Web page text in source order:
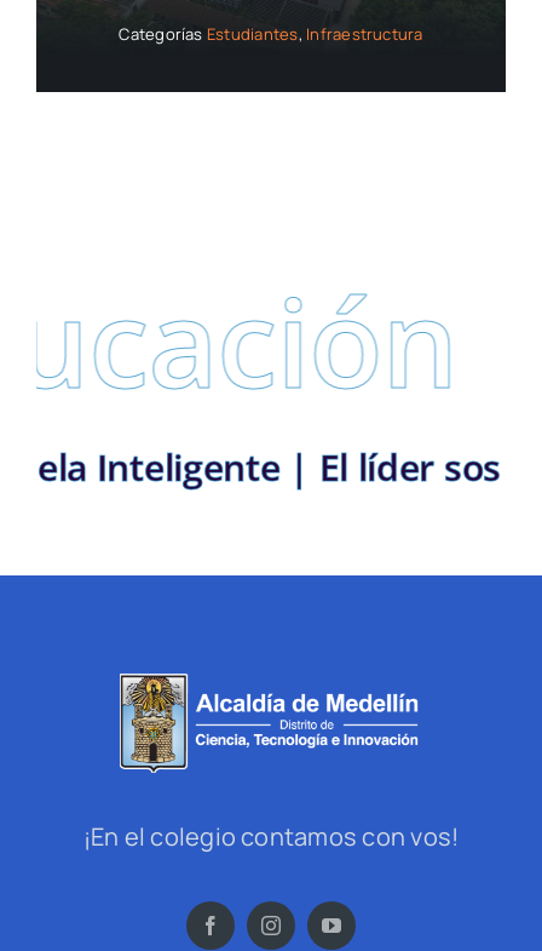
Categorías Estudiantes, Infraestructura
Escuela Inteligente | El líder
¡En el colegio contamos con vos!